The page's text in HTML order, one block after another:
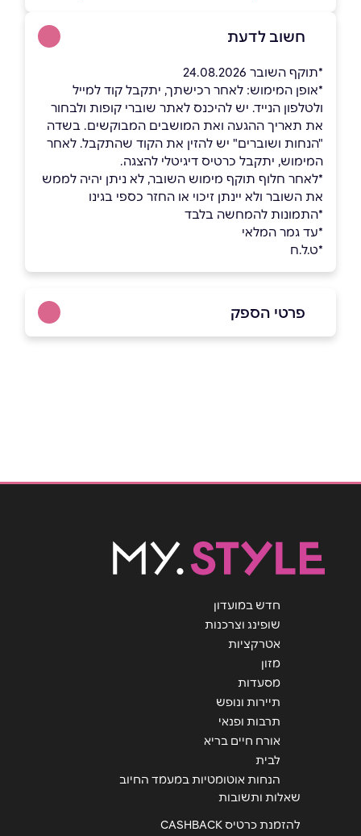
חשוב לדעת
*תוקף השובר 24.08.2026
*אופן המימוש: לאחר רכישתך, יתקבל קוד למייל
ולטלפון הנייד. יש להיכנס לאתר שוברי קופות ולבחור
את תאריך ההגעה ואת המושבים המבוקשים. בשדה
"הנחות ושוברים" יש להזין את הקוד שהתקבל. לאחר
המימוש, יתקבל כרטיס דיגיטלי להצגה.
*לאחר חלוף תוקף מימוש השובר, לא ניתן יהיה לממש
את השובר ולא יינתן זיכוי או החזר כספי בגינו
*התמונות להמחשה בלבד
*עד גמר המלאי
*ט.ל.ח
פרטי הספק
אימייל*
אנא חזרו אלי בקשר ל...
הודעה*
חדש במועדון
שופינג וצרכנות
אטרקציות
מזון
מסעדות
תיירות ונופש
תרבות ופנאי
אורח חיים בריא
לבית
הנחות אוטומטיות במעמד החיוב
שאלות ותשובות
להזמנת כרטיס CASHBACK